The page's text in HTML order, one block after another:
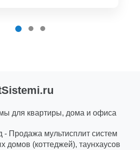
для квартиры, дома и офиса
- Продажа мультисплит систем
домов (коттеджей), таунхаусов